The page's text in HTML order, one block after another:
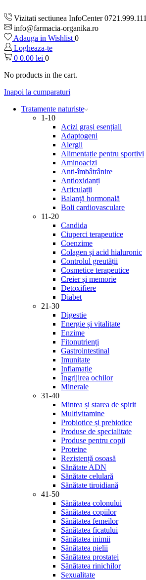
Vizitati sectiunea InfoCenter 0721.999.111
info@farmacia-organika.ro
Adauga in Wishlist 0
Logheaza-te
0 0.00 lei 0
No products in the cart.
Inapoi la cumparaturi
Tratamente naturiste
1-10
Acizi grași esențiali
Adaptogeni
Alergii
Alimentație pentru sportivi
Aminoacizi
Anti-îmbâtrânire
Antioxidanți
Articulații
Balanță hormonală
Boli cardiovasculare
11-20
Candida
Ciuperci terapeutice
Coenzime
Colagen și acid hialuronic
Controlul greutății
Cosmetice terapeutice
Creier și memorie
Detoxifiere
Diabet
21-30
Digestie
Energie și vitalitate
Enzime
Fitonutrienți
Gastrointestinal
Imunitate
Inflamație
Îngrijirea ochilor
Minerale
31-40
Mintea și starea de spirit
Multivitamine
Probiotice și prebiotice
Produse de specialitate
Produse pentru copii
Proteine
Rezistență osoasă
Sănătate ADN
Sănătate celulară
Sănătate tiroidiană
41-50
Sănătatea colonului
Sănătatea copiilor
Sănătatea femeilor
Sănătatea ficatului
Sănătatea inimii
Sănătatea pielii
Sănătatea prostatei
Sănătatea rinichilor
Sexualitate